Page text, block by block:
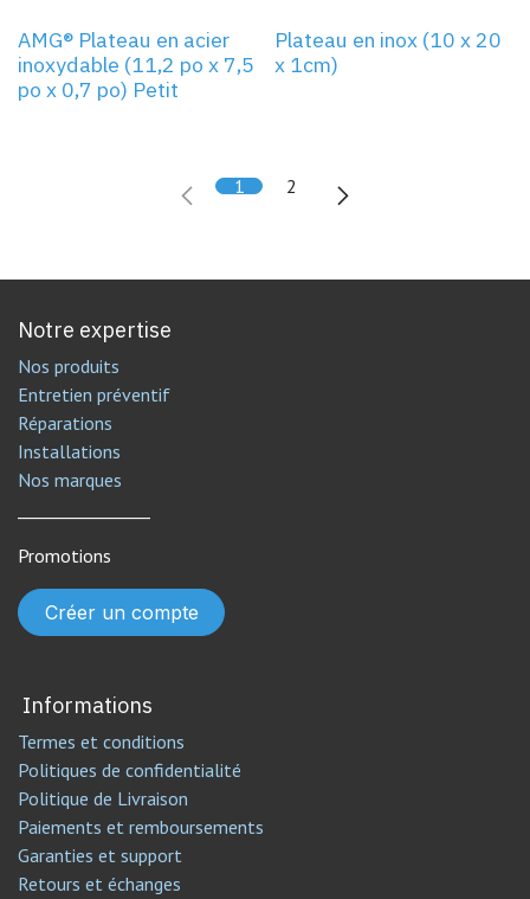
AMG® Plateau en acier
inoxydable (11,2 po x 7,5
po x 0,7 po) Petit
Plateau en inox (10 x 20
x 1cm)
1 2
Notre expertise
Nos produits
Entretien préventif
Réparations
Installations
Nos marques
Promotions
Créer un compte
Informations
Termes et conditions
Politiques de confidentialité
Politique de Livraison
Paiements et remboursements
Garanties et support
Retours et échanges